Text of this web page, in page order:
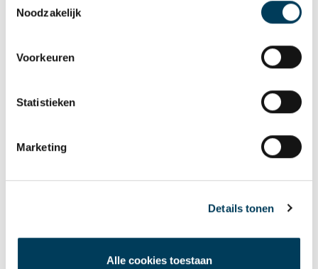
verzameld op basis van uw gebruik van hun services.
Noodzakelijk
Voorkeuren
Statistieken
Marketing
Details tonen
Alle cookies toestaan
WILT U MEER INFORMATIE N.A.V. DIT